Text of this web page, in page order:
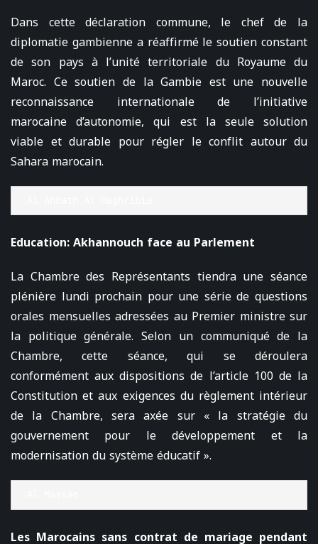
Dans cette déclaration commune, le chef de la
diplomatie gambienne a réaffirmé le soutien constant
de son pays à l’unité territoriale du Royaume du
Maroc. Ce soutien de la Gambie est une nouvelle
reconnaissance internationale de l’initiative
marocaine d’autonomie, qui est la seule solution
viable et durable pour régler le conflit autour du
Sahara marocain.
Education: Akhannouch face au Parlement
La Chambre des Représentants tiendra une séance
plénière lundi prochain pour une série de questions
orales mensuelles adressées au Premier ministre sur
la politique générale. Selon un communiqué de la
Chambre, cette séance, qui se déroulera
conformément aux dispositions de l’article 100 de la
Constitution et aux exigences du règlement intérieur
de la Chambre, sera axée sur « la stratégie du
gouvernement pour le développement et la
modernisation du système éducatif ».
Les Marocains sans contrat de mariage pendant